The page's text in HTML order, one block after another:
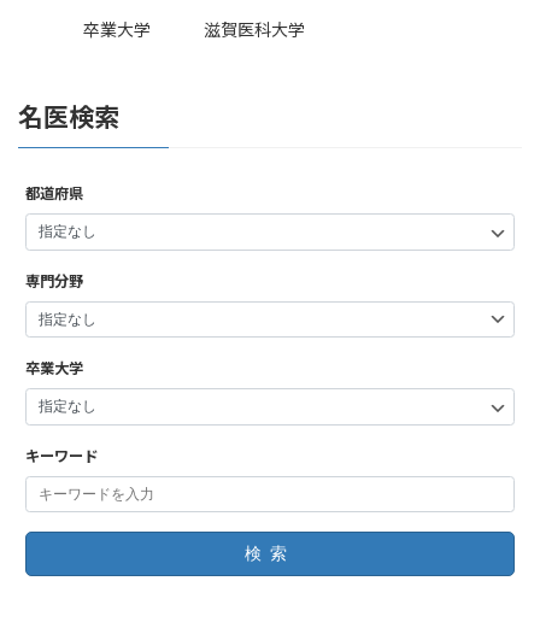
卒業大学
滋賀医科大学
名医検索
都道府県
専門分野
卒業大学
キーワード
検索